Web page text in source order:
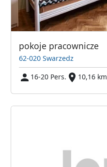
pokoje pracownicze
62-020 Swarzedz
16-20 Pers.
10,16 km